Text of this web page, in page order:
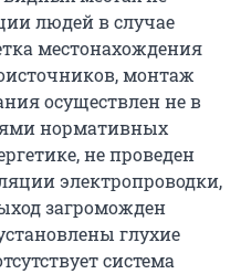
людей в случае
местонахождения
монтаж
осуществлен не в
нормативных
не проведен
электропроводки,
загроможден
глухие
система